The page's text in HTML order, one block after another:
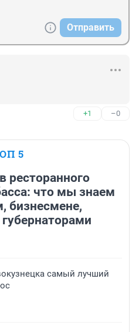
Отправить
+1 –0
5
ресторанного
что мы знаем
бизнесмене,
самый лучший